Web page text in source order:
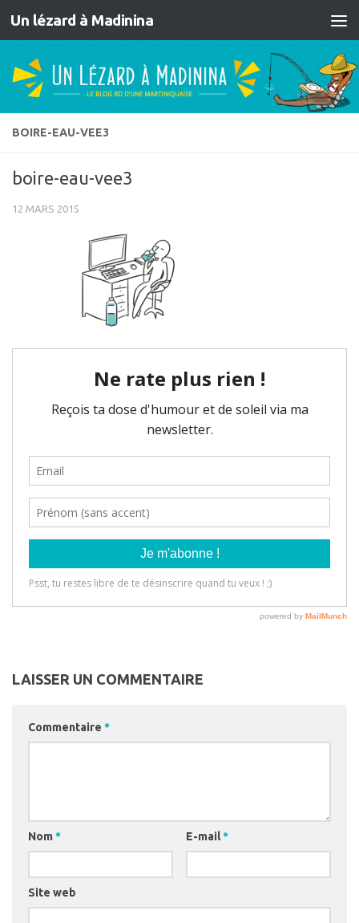
Skip to content
Un lézard à Madinina
BOIRE-EAU-VEE3
boire-eau-vee3
12 MARS 2015
LAISSER UN COMMENTAIRE
Commentaire *
Nom * E-mail*
Site web